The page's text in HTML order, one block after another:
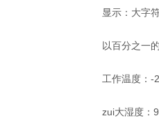
显示：大字符
以百分之一的
工作温度：-
zui大湿度：